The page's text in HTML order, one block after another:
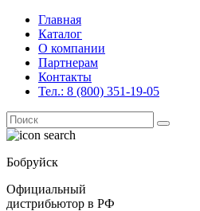
Главная
Каталог
О компании
Партнерам
Контакты
Тел.: 8 (800) 351-19-05
Поиск
for:
Бобруйск
Официальный
дистрибьютор в РФ